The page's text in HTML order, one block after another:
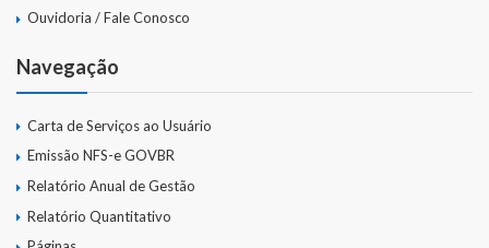
Ouvidoria / Fale Conosco
Navegação
Carta de Serviços ao Usuário
Emissão NFS-e GOVBR
Relatório Anual de Gestão
Relatório Quantitativo